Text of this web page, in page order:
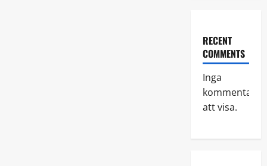
RECENT
COMMENTS
Inga
kommentarer
att visa.